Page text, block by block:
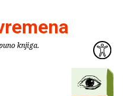
knjiga.